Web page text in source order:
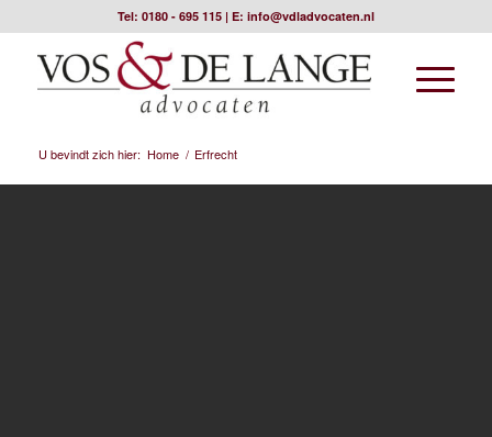
Tel: 0180 - 695 115| E: info@vdladvocaten.nl
U bevindt zich hier: Home / Erfrecht